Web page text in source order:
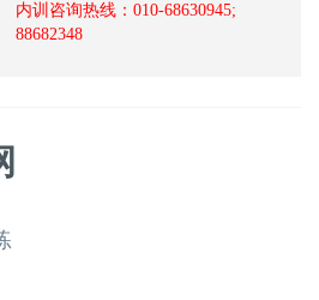
内训咨询热线：010-68630945;
88682348